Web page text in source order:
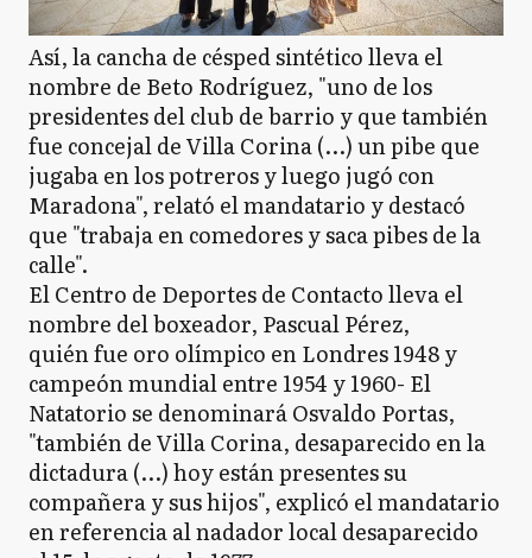
Así, la cancha de césped sintético lleva el
nombre de Beto Rodríguez, "uno de los
presidentes del club de barrio y que también
fue concejal de Villa Corina (...) un pibe que
jugaba en los potreros y luego jugó con
Maradona", relató el mandatario y destacó
que "trabaja en comedores y saca pibes de la
calle".
El Centro de Deportes de Contacto lleva el
nombre del boxeador, Pascual Pérez,
quién fue oro olímpico en Londres 1948 y
campeón mundial entre 1954 y 1960- El
Natatorio se denominará Osvaldo Portas,
"también de Villa Corina, desaparecido en la
dictadura (...) hoy están presentes su
compañera y sus hijos", explicó el mandatario
en referencia al nadador local desaparecido